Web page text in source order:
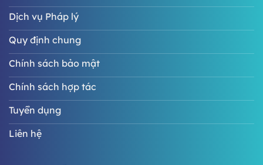
Dịch vụ Pháp lý
Quy định chung
Chính sách bảo mật
Chính sách hợp tác
Tuyển dụng
Liên hệ